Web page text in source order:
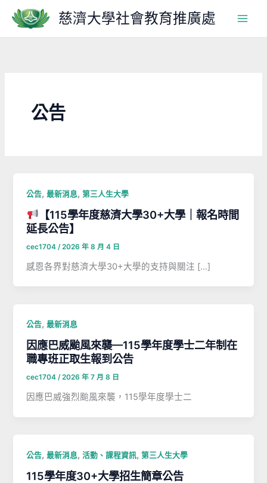
主
慈濟大學社會教育推廣處
公告
公告,最新消息,第三人生大學
【115學年度慈濟大學30+大學｜報名時間
延長公告】
cec1704 /2026 年 8 月 4 日
感恩各界對慈濟大學30+大學的支持與關注 […]
公告,最新消息
因應巴威颱風來襲—115學年度學士二年制在
職專班正取生報到公告
cec1704/2026 年 7 月 8 日
因應巴威強烈颱風來襲，115學年度學士二
公告,最新消息,活動、課程資訊,第三人生大學
115學年度30+大學招生簡章公告